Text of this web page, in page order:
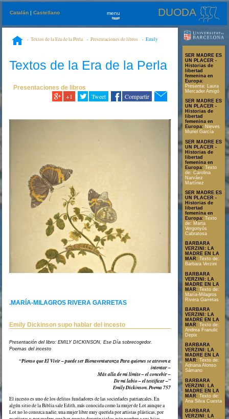
Catalán |Castellano DUODA
menu
»
Textos de la Era de la Perla Presentaciones de libros
Emily
Textos de la Era de la Perla
Presentaciones de libros
+1 Tweet Compartir
Texto en formato PDF
.MARÍA-MILAGROS RIVERA GARRETAS
Emily Dickinson supo hablar del incesto
Presentación del libro: EMILY DICKINSON, Ese Día sobrecogedor.
Poemas del incesto
“Pienso que El Vivir – puede ser Bienaventuranza Para quienes se atreven a
intentar –
Más alla de mi límite – el concebir –
De mi labio – el testificar –”
Emily Dickinson. Poema 757
El incesto es uno de los delitos fundadores de las sociedades patriarcales. En
algún sitio de la Biblia sale Edith, más conocida como la mujer de Lot aunque a
Lot no lo conozca nadie, una mujer libre muy querida por artistas plásticas, por
SER MADRE ES
UN PLACER -
Historias de
libertad
femenina en
Europa:
Presenta: Laura
Mercader Amigó
SER MADRE ES
UN PLACER -
Historias de
libertad
femenina en
Europa: Nieves
Muriel García
SER MADRE ES
UN PLACER -
Historias de
libertad
femenina en
Europa: Texto
de: Carolina
Narváez
Martínez
SER MADRE ES
UN PLACER -
Historias de
libertad
femenina en
Europa: Texto
de: Marta
Vergonyós
Cabratosa
BARBARA
VERZINI: LA
MADRE EN LA
MAR: Texto de:
Barbara Verzini
BARBARA
VERZINI: LA
MADRE EN LA
MAR: Texto de:
María-Milagros
Rivera Garretas
BARBARA
VERZINI: LA
MADRE EN LA
MAR: Texto de:
Andrea Franulic
Depix
BARBARA
VERZINI: LA
MADRE EN LA
MAR: Texto de:
Adriana Alonso
Sámano
BARBARA
VERZINI: LA
MADRE EN LA
MAR: Texto de:
Ana Silva Cuesta
BARBARA
VERZINI: LA